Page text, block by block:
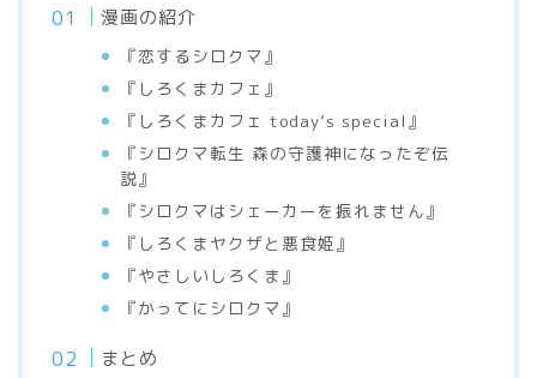
漫画の紹介
『恋するシロクマ』
『しろくまカフェ』
『しろくまカフェ today’s special』
『シロクマ転生 森の守護神になったぞ伝
説』
『シロクマはシェーカーを振れません』
『しろくまヤクザと悪食姫』
『やさしいしろくま』
『かってにシロクマ』
まとめ